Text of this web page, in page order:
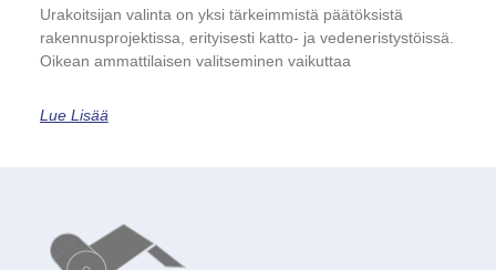
Urakoitsijan valinta on yksi tärkeimmistä päätöksistä
rakennusprojektissa, erityisesti katto- ja vedeneristystöissä.
Oikean ammattilaisen valitseminen vaikuttaa
Lue Lisää